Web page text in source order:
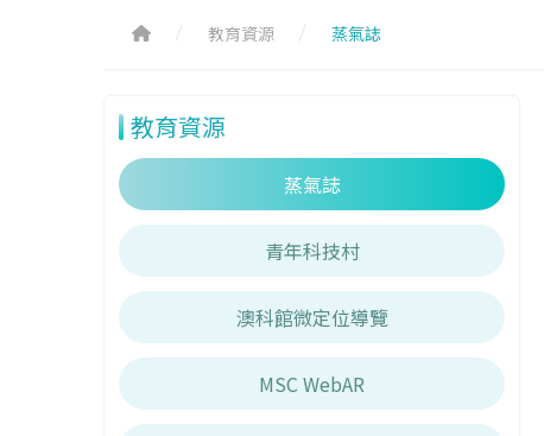
教育資源 蒸氣誌
教育資源
蒸氣誌
青年科技村
澳科館微定位導覽
MSC WebAR